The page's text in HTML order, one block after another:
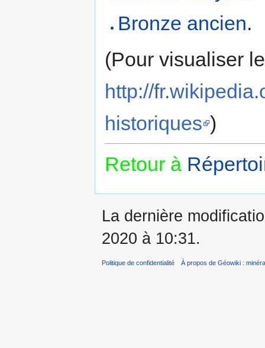
Bronze ancien.
(Pour visualiser
http://
historiques )
Retour à
La dernière
2020 à 10:31.
Politique de confidentialité À propos de Géowiki :